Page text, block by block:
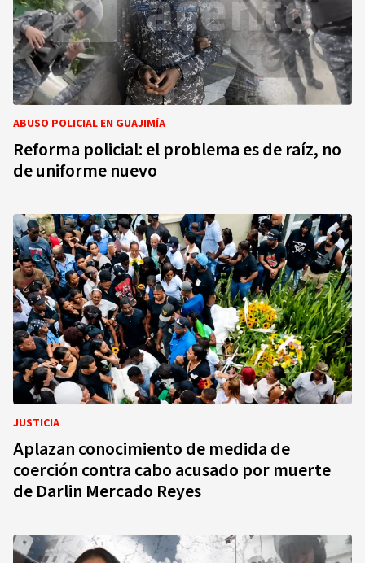
ABUSO POLICIAL EN GUAJIMÍA
Reforma policial: el problema es de raíz, no
de uniforme nuevo
JUSTICIA
Aplazan conocimiento de medida de
coerción contra cabo acusado por muerte
de Darlin Mercado Reyes